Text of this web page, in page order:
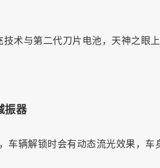
振器
车辆解锁时会有动态流光效果，车